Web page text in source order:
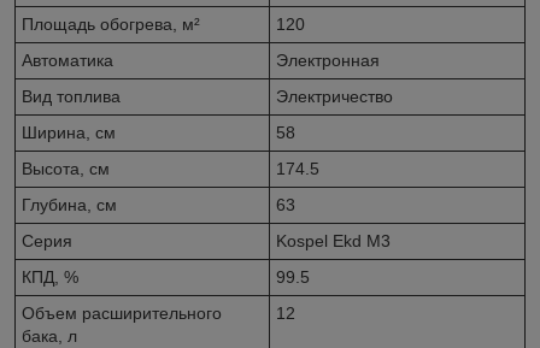
Площадь обогрева, м²
120
Автоматика
Электронная
Вид топлива
Электричество
Ширина, см
58
Высота, см
174.5
Глубина, см
63
Серия
Kospel Ekd M3
КПД, %
99.5
Объем расширительного
бака, л
12